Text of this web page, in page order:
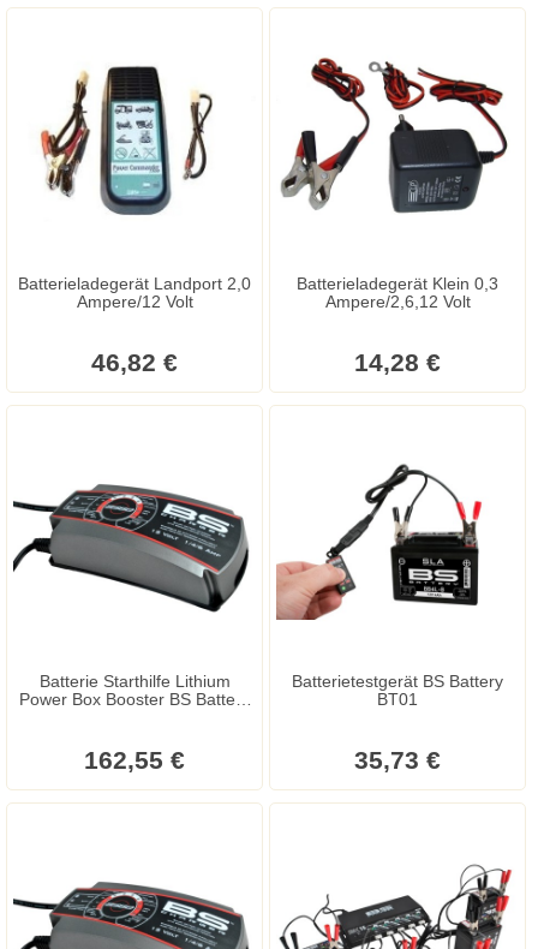
Batterieladegerät Landport 2,0
Ampere/12 Volt
46,82 €
Batterieladegerät Klein 0,3
Ampere/2,6,12 Volt
14,28 €
Batterie Starthilfe Lithium
Power Box Booster BS Battery
162,55 €
Batterietestgerät BS Battery
BT01
35,73 €